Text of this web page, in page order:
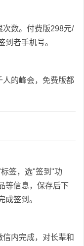
数。付费版298元/
到者手机号。
的峰会，免费版都
签，选"签到"功
等信息，保存后下
成签到。
内完成，对长辈和